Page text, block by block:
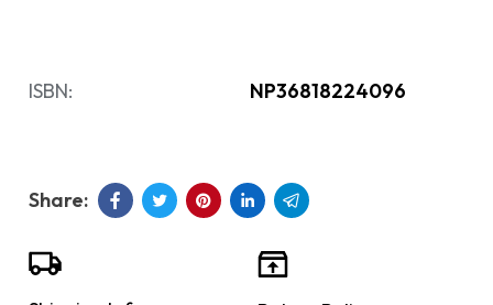
ISBN: NP36818224096